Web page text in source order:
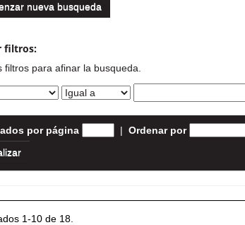
nueva busqueda
filtros:
filtros para afinar la busqueda.
por página | Ordenar por
1-10 de 18.